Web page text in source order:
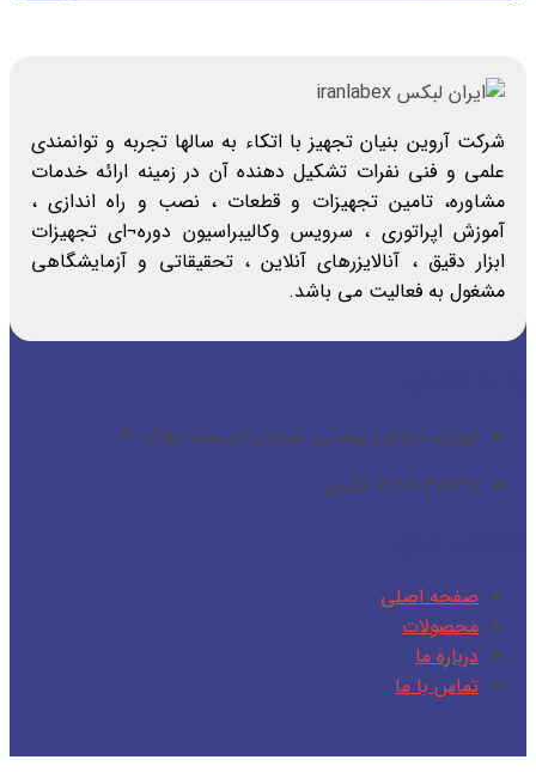
شرکت آروین بنیان تجهیز با اتکاء به سالها تجربه و توانمندی
علمی و فنی نفرات تشکیل دهنده آن در زمینه ارائه خدمات
مشاوره، تامین تجهیزات و قطعات ، نصب و راه اندازی ،
آموزش اپراتوری ، سرویس وکالیبراسیون دوره¬ای تجهیزات
ابزار دقیق ، آنالایزرهای آنلاین ، تحقیقاتی و آزمایشگاهی
مشغول به فعالیت می باشد.
تهران، خیابان بهشتی، خیابان اندیشه، پلاک ۴۰
۰۲۱۸۶۰۲۷۸۳۸ فکس
صفحه اصلی
محصولات
درباره ما
تماس با ما